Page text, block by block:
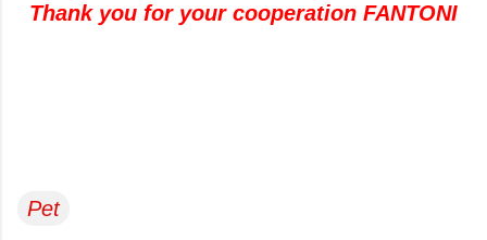
Thank you for your cooperation FANTONI
Pet